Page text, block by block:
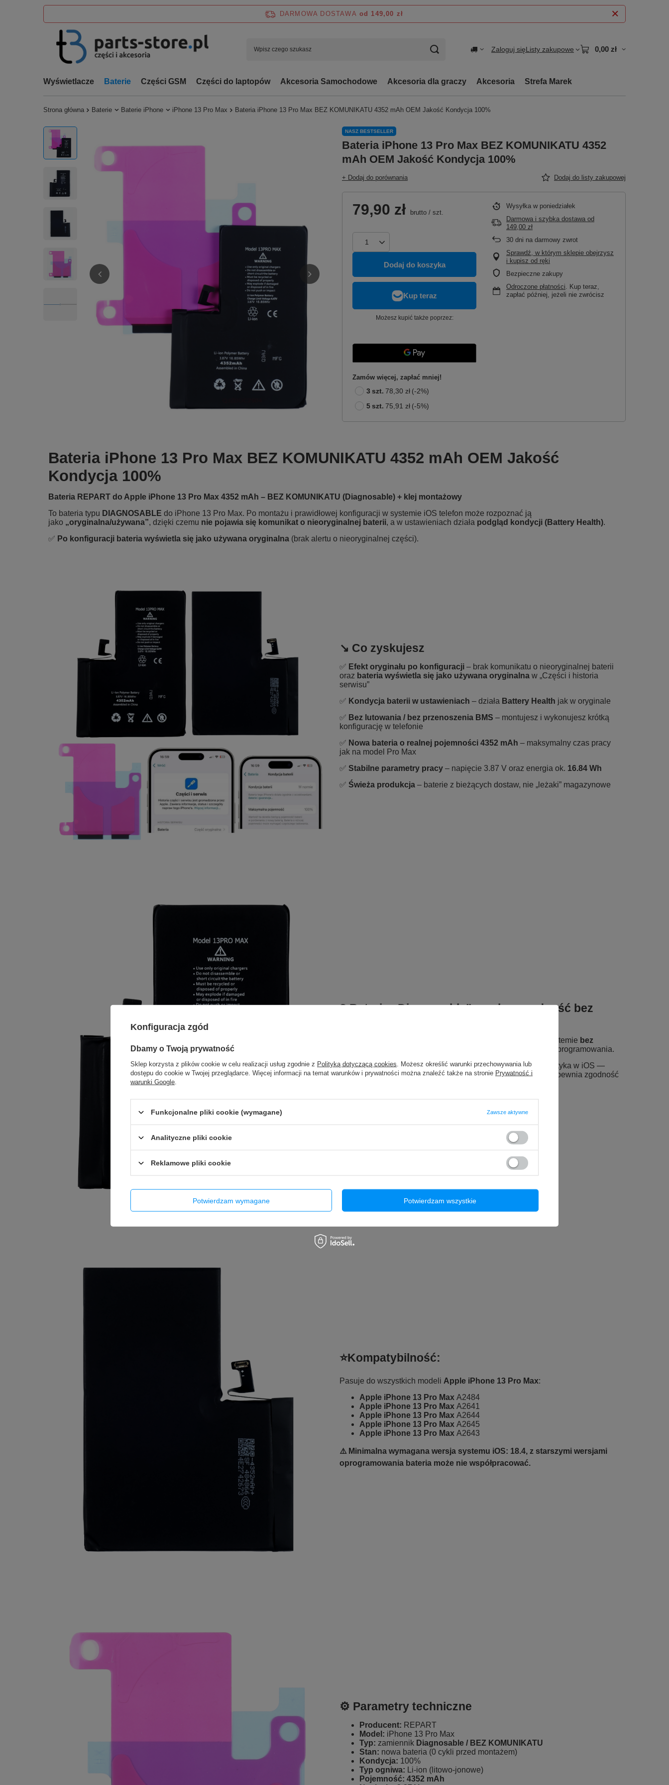
DARMOWA DOSTAWA od 149,00 zł
Zaloguj sięListy zakupowe 0,00 zł
Wyświetlacze Baterie Części GSM Części do laptopów Akcesoria Samochodowe Akcesoria dla graczy Akcesoria Strefa Marek
Strona główna Baterie Baterie iPhone iPhone 13 Pro Max Bateria iPhone 13 Pro Max BEZ KOMUNIKATU 4352 mAh OEM Jakość Kondycja 100%
NASZ BESTSELLER
Bateria iPhone 13 Pro Max BEZ KOMUNIKATU 4352
mAh OEM Jakość Kondycja 100%
+ Dodaj do porównania Dodaj do listy zakupowej
79,90 zł brutto / szt.
Dodaj do koszyka
Możesz kupić także poprzez:
Zamów więcej, zapłać mniej!
3 szt. 78,30 zł (-2%)
5szt. 75,91 zł (-5%)
Wysyłka w poniedziałek
Darmowa i szybka dostawa od
149,00 zł
30 dni na darmowy zwrot
Sprawdź, w którym sklepie obejrzysz
i kupisz od ręki
Bezpieczne zakupy
Odroczone płatności. Kup teraz,
zapłać później, jeżeli nie zwrócisz
Bateria iPhone 13 Pro Max BEZ KOMUNIKATU 4352 mAh OEM Jakość
Kondycja 100%
Bateria REPART do Apple iPhone 13 Pro Max 4352 mAh – BEZ KOMUNIKATU (Diagnosable) + klej montażowy
To bateria typu DIAGNOSABLE do iPhone 13 Pro Max. Po montażu i prawidłowej konfiguracji w systemie iOS telefon może rozpoznać ją
jako „oryginalna/używana”, dzięki czemu nie pojawia się komunikat o nieoryginalnej baterii, a w ustawieniach działa podgląd kondycji (Battery Health).
✅ Po konfiguracji bateria wyświetla się jako używana oryginalna (brak alertu o nieoryginalnej części).
↘️ Co zyskujesz
✅ Efekt oryginału po konfiguracji – brak komunikatu o nieoryginalnej baterii
oraz bateria wyświetla się jako używana oryginalna w „Części i historia
serwisu”
✅ Kondycja baterii w ustawieniach – działa Battery Health jak w oryginale
✅ Bez lutowania / bez przenoszenia BMS – montujesz i wykonujesz krótką
konfigurację w telefonie
✅ Nowa bateria o realnej pojemności 4352 mAh – maksymalny czas pracy
jak na model Pro Max
✅ Stabilne parametry pracy – napięcie 3.87 V oraz energia ok. 16.84 Wh
✅ Świeża produkcja – baterie z bieżących dostaw, nie „leżaki” magazynowe
? Bateria „Diagnosable” – pełna zgodność bez
umożliwia przypisanie baterii w systemie bez
, bez lutowania, zgrzewania i bez programowania.
Wystarczy poprawny montaż oraz krótka konfiguracja/diagnostyka w iOS —
iPhone rozpozna baterię jako „Oryginalna / używana”
, co zapewnia zgodność
⭐Kompatybilność:
Pasuje do wszystkich modeli Apple iPhone 13 Pro Max:
Apple iPhone 13 Pro Max A2484
Apple iPhone 13 Pro Max A2641
Apple iPhone 13 Pro Max A2644
Apple iPhone 13 Pro Max A2645
Apple iPhone 13 Pro Max A2643
️⚠️ Minimalna wymagana wersja systemu iOS: 18.4, z starszymi wersjami
oprogramowania bateria może nie współpracować.
⚙️ Parametry techniczne
Producent: REPART
Model: iPhone 13 Pro Max
Typ: zamiennik Diagnosable / BEZ KOMUNIKATU
Stan: nowa bateria (0 cykli przed montażem)
Kondycja: 100%
Typ ogniwa: Li-ion (litowo-jonowe)
Pojemność: 4352 mAh
Konfiguracja zgód
Dbamy o Twoją prywatność
Sklep korzysta z plików cookie w celu realizacji usług zgodnie z Polityką dotyczącą cookies . Możesz określić warunki przechowywania lub
dostępu do cookie w Twojej przeglądarce. Więcej informacji na temat warunków i prywatności można znaleźć także na stronie Prywatność i
warunki Google
Funkcjonalne pliki cookie (wymagane) Zawsze aktywne
Analityczne pliki cookie
Reklamowe pliki cookie
Potwierdzam wymagane Potwierdzam wszystkie